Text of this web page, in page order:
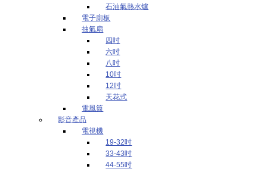
石油氣熱水爐
電子廁板
抽氣扇
四吋
六吋
八吋
10吋
12吋
天花式
電風筒
影音產品
電視機
19-32吋
33-43吋
44-55吋